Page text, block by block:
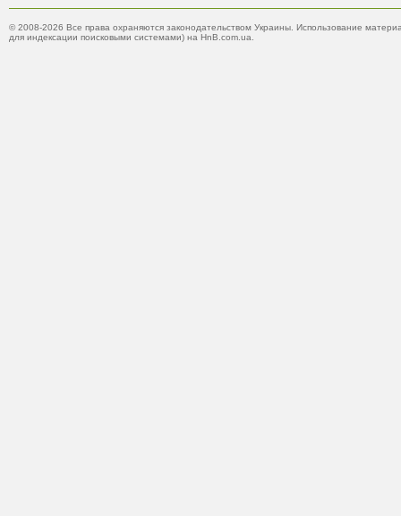
© 2008-2026 Все права охраняются законодательством Украины. Использование
для индексации поисковыми системами) на HnB.com.ua.